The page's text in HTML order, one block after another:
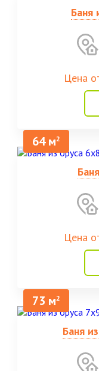
Баня
Цена
64 м2
Цена
73 м2
Баня